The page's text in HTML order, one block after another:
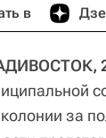
в
колонии за